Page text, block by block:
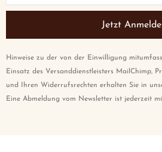
Jetzt
Hinweise zu der von der Einwilligung
Einsatz des Versanddienstleisters MailChimp,
und Ihren Widerrufsrechten erhalten Sie in
Eine Abmeldung vom Newsletter ist jederzeit